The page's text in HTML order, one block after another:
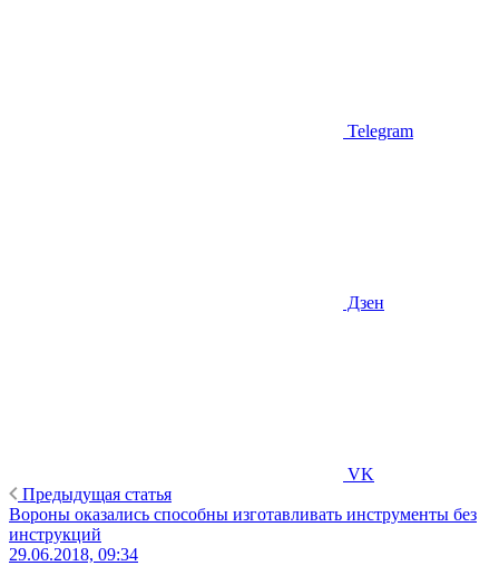
Telegram
Дзен
VK
Предыдущая статья
Вороны оказались способны изготавливать инструменты без
инструкций
29.06.2018, 09:34